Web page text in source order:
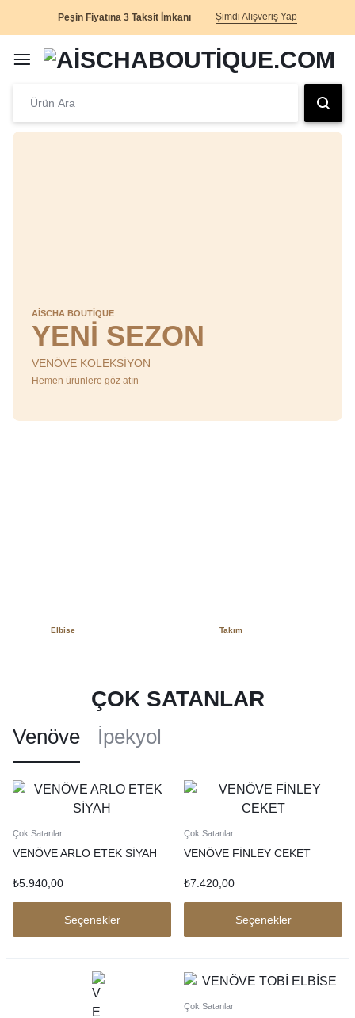
Peşin Fiyatına 3 Taksit İmkanı Şimdi Alışveriş Yap
AİSCHA BOUTİQUE
YENİ SEZON
VENÖVE KOLEKSİYON
Hemen ürünlere göz atın
Elbise Takım
ÇOK SATANLAR
Venöve İpekyol
Çok Satanlar
VENÖVE ARLO ETEK SİYAH
₺5.940,00
Seçenekler
Çok Satanlar
VENÖVE FİNLEY CEKET
₺7.420,00
Seçenekler
Çok Satanlar